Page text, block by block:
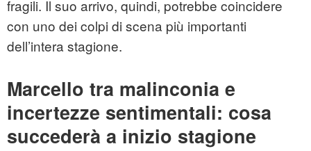
fragili. Il suo arrivo, quindi, potrebbe coincidere
con uno dei colpi di scena più importanti
dell’intera stagione.
Marcello tra malinconia e
incertezze sentimentali: cosa
succederà a inizio stagione